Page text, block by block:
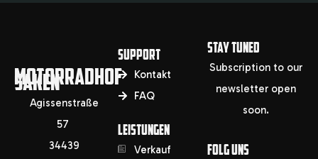
MOTORRADHOF
SAKEN
Agissenstraße
57
34439
SUPPORT
Kontakt
FAQ
LEISTUNGEN
Verkauf
STAY TUNED
Subscription to our
newsletter open
soon.
FOLG UNS